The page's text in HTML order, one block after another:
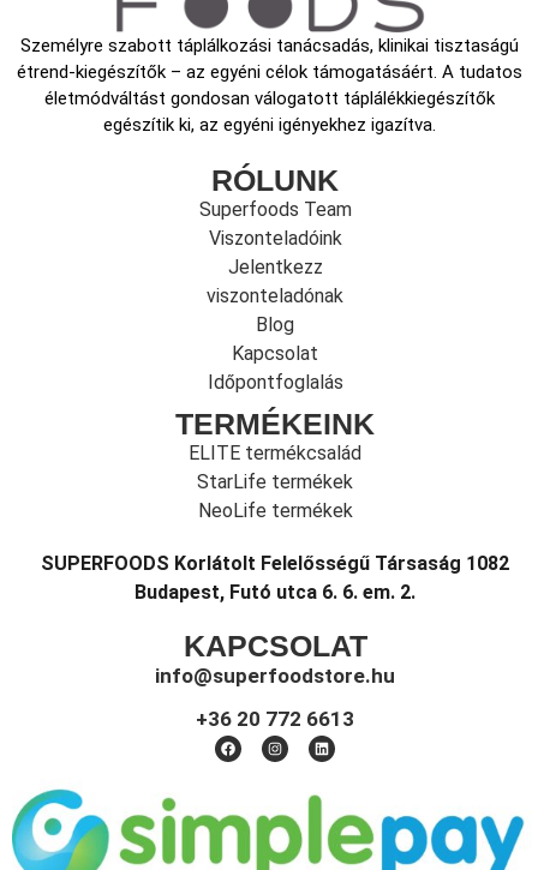
Személyre szabott táplálkozási tanácsadás, klinikai tisztaságú
étrend-kiegészítők – az egyéni célok támogatásáért. A tudatos
életmódváltást gondosan válogatott táplálékkiegészítők
egészítik ki, az egyéni igényekhez igazítva.
RÓLUNK
Superfoods Team
Viszonteladóink
Jelentkezz
viszonteladónak
Blog
Kapcsolat
Időpontfoglalás
TERMÉKEINK
ELITE termékcsalád
StarLife termékek
NeoLife termékek
SUPERFOODS Korlátolt Felelősségű Társaság 1082
Budapest, Futó utca 6. 6. em. 2.
KAPCSOLAT
info@superfoodstore.hu
+36 20 772 6613